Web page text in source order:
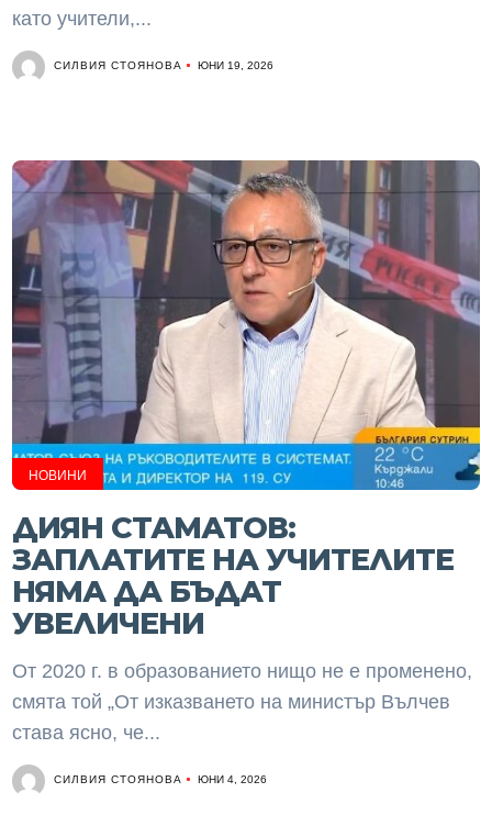
като учители,...
СИЛВИЯ СТОЯНОВА ЮНИ 19, 2026
НОВИНИ
ДИЯН СТАМАТОВ:
ЗАПЛАТИТЕ НА УЧИТЕЛИТЕ
НЯМА ДА БЪДАТ
УВЕЛИЧЕНИ
От 2020 г. в образованието нищо не е променено,
смята той „От изказването на министър Вълчев
става ясно, че...
СИЛВИЯ СТОЯНОВА ЮНИ 4, 2026